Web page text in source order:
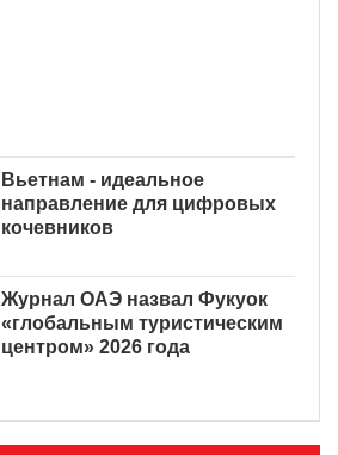
Вьетнам - идеальное
направление для цифровых
кочевников
Журнал ОАЭ назвал Фукуок
«глобальным туристическим
центром» 2026 года